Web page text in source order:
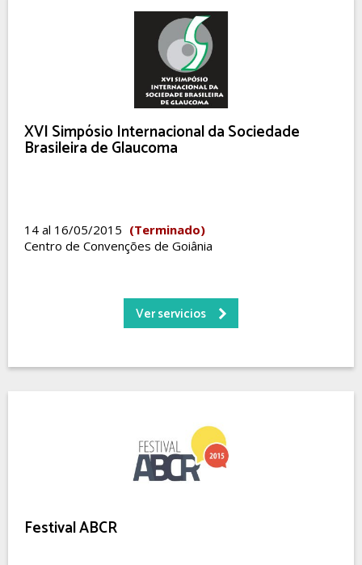
XVI Simpósio Internacional da Sociedade
Brasileira de Glaucoma
14 al 16/05/2015 (Terminado)
Centro de Convenções de Goiânia
Ver servicios
Festival ABCR